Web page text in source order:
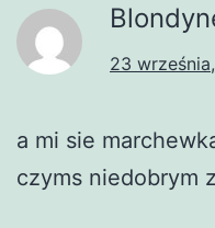
23
a mi sie
czyms niedobrym